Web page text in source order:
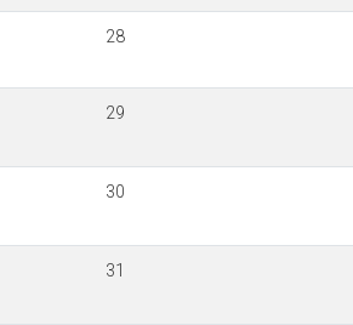
28
29
30
31